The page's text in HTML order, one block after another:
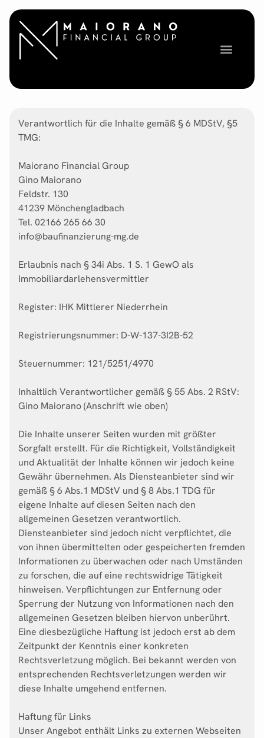
Verantwortlich für die Inhalte gemäß § 6 MDStV, §5
TMG:
Maiorano Financial Group
Gino Maiorano
Feldstr. 130
41239 Mönchengladbach
Tel. 02166 265 66 30
info@baufinanzierung-mg.de
Erlaubnis nach § 34i Abs. 1 S. 1 GewO als
Immobiliardarlehensvermittler
Register: IHK Mittlerer Niederrhein
Registrierungsnummer: D-W-137-3I2B-52
Steuernummer: 121/5251/4970
Inhaltlich Verantwortlicher gemäß § 55 Abs. 2 RStV:
Gino Maiorano (Anschrift wie oben)
Die Inhalte unserer Seiten wurden mit größter
Sorgfalt erstellt. Für die Richtigkeit, Vollständigkeit
und Aktualität der Inhalte können wir jedoch keine
Gewähr übernehmen. Als Diensteanbieter sind wir
gemäß § 6 Abs.1 MDStV und § 8 Abs.1 TDG für
eigene Inhalte auf diesen Seiten nach den
allgemeinen Gesetzen verantwortlich.
Diensteanbieter sind jedoch nicht verpflichtet, die
von ihnen übermittelten oder gespeicherten fremden
Informationen zu überwachen oder nach Umständen
zu forschen, die auf eine rechtswidrige Tätigkeit
hinweisen. Verpflichtungen zur Entfernung oder
Sperrung der Nutzung von Informationen nach den
allgemeinen Gesetzen bleiben hiervon unberührt.
Eine diesbezügliche Haftung ist jedoch erst ab dem
Zeitpunkt der Kenntnis einer konkreten
Rechtsverletzung möglich. Bei bekannt werden von
entsprechenden Rechtsverletzungen werden wir
diese Inhalte umgehend entfernen.
Haftung für Links
Unser Angebot enthält Links zu externen Webseiten